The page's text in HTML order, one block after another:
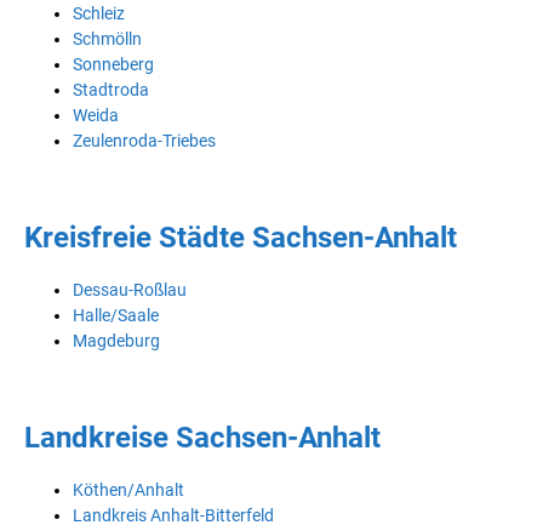
Schleiz
Schmölln
Sonneberg
Stadtroda
Weida
Zeulenroda-Triebes
Kreisfreie Städte Sachsen-Anhalt
Dessau-Roßlau
Halle/Saale
Magdeburg
Landkreise Sachsen-Anhalt
Köthen/Anhalt
Landkreis Anhalt-Bitterfeld